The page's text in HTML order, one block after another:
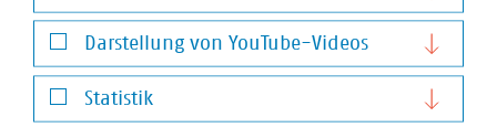
Notwendige Cookies
Darstellung von YouTube-Videos
Darstellung von YouTube-Videos
Statistik
Statistik